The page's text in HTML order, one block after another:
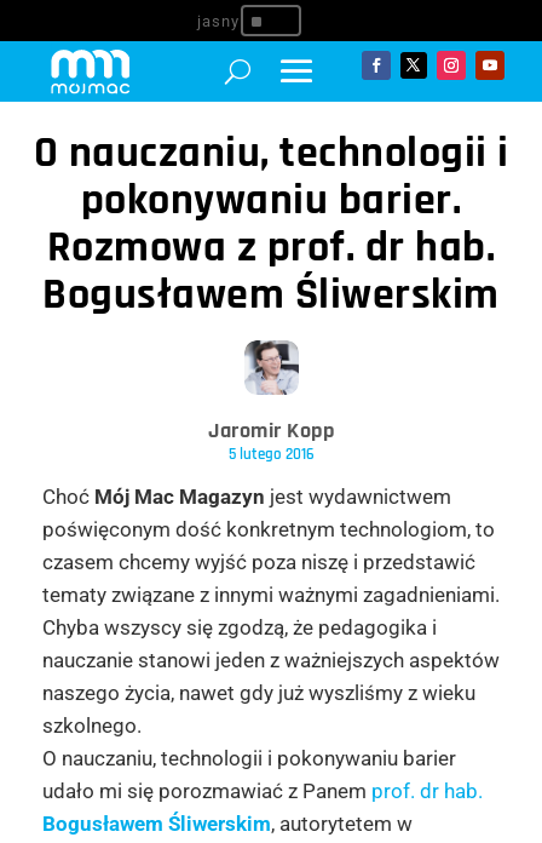
^
O nauczaniu, technologii i
pokonywaniu barier.
Rozmowa z prof. dr hab.
Bogusławem Śliwerskim
Jaromir Kopp
5 lutego 2016
Choć Mój Mac Magazyn jest wydawnictwem
poświęconym dość konkretnym technologiom, to
czasem chcemy wyjść poza niszę i przedstawić
tematy związane z innymi ważnymi zagadnieniami.
Chyba wszyscy się zgodzą, że pedagogika i
nauczanie stanowi jeden z ważniejszych aspektów
naszego życia, nawet gdy już wyszliśmy z wieku
szkolnego.
O nauczaniu, technologii i pokonywaniu barier
udało mi się porozmawiać z Panem prof. dr hab.
Bogusławem Śliwerskim, autorytetem w